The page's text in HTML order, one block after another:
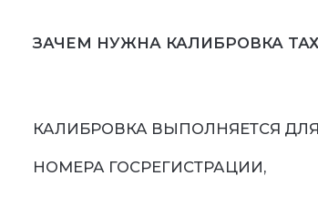
ЗАЧЕМ НУЖНА КАЛИБРОВКА
КАЛИБРОВКА ВЫПОЛНЯЕТСЯ
НОМЕРА ГОСРЕГИСТРАЦИИ,